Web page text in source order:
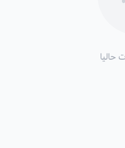
الحياة المزدحمة.
حاليا